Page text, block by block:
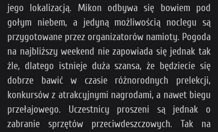
jego lokalizacją. Mikon odbywa się bowiem pod
gołym niebem, a jedyną możliwością noclegu są
przygotowane przez organizatorów namioty. Pogoda
na najbliższy weekend nie zapowiada się jednak tak
źle, dlatego istnieje duża szansa, że będziecie się
dobrze bawić w czasie różnorodnych prelekcji,
konkursów z atrakcyjnymi nagrodami, a nawet biegu
przełajowego. Uczestnicy proszeni są jednak o
zabranie sprzętów przeciwdeszczowych. Tak na